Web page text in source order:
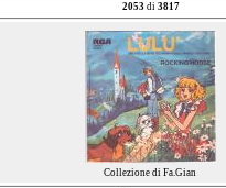
2053di 3817
Collezione di Fa.Gian